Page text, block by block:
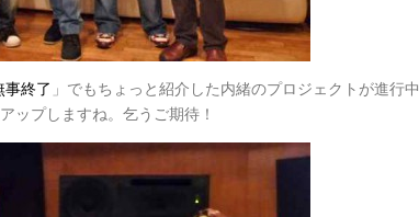
事終了 」でもちょっと紹介した内緒のプロジェクトが進行中
ップしますね。乞うご期待！